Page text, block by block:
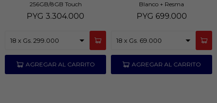
256GB/8GB Touch
PYG 3.304.000
Blanco + Resma
PYG 699.000